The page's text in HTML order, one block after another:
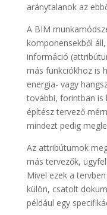
aránytalanok az
A BIM
komponensekből
információ
más funkciókhoz is
energia- vagy
további, forintban is
építész tervező
mindezt pedig
Az attribútumok
más tervezők,
Mivel ezek a
külön, csatolt
például egy